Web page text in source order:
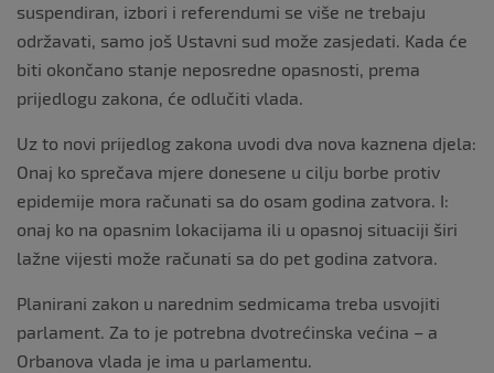
suspendiran, izbori i referendumi se više ne trebaju
održavati, samo još Ustavni sud može zasjedati. Kada će
biti okončano stanje neposredne opasnosti, prema
prijedlogu zakona, će odlučiti vlada.
Uz to novi prijedlog zakona uvodi dva nova kaznena djela:
Onaj ko sprečava mjere donesene u cilju borbe protiv
epidemije mora računati sa do osam godina zatvora. I:
onaj ko na opasnim lokacijama ili u opasnoj situaciji širi
lažne vijesti može računati sa do pet godina zatvora.
Planirani zakon u narednim sedmicama treba usvojiti
parlament. Za to je potrebna dvotrećinska većina – a
Orbanova vlada je ima u parlamentu.